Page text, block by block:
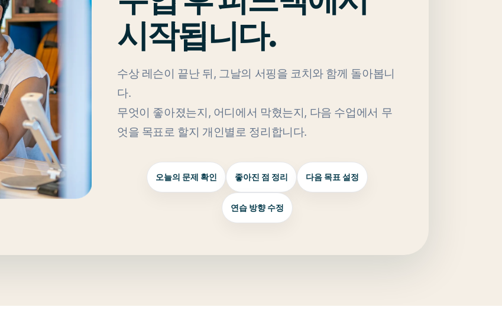
시작됩니다.
수상 레슨이 끝난 뒤, 그날의 서핑을 코치와 함께 돌아봅니
다.
무엇이 좋아졌는지, 어디에서 막혔는지, 다음 수업에서 무
엇을 목표로 할지 개인별로 정리합니다.
오늘의 문제 확인 좋아진 점 정리 다음 목표 설정
연습 방향 수정